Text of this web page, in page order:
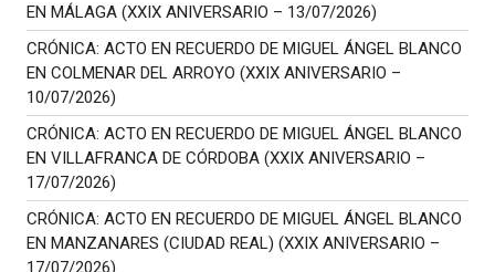
EN MÁLAGA (XXIX ANIVERSARIO – 13/07/2026)
CRÓNICA: ACTO EN RECUERDO DE MIGUEL ÁNGEL BLANCO
EN COLMENAR DEL ARROYO (XXIX ANIVERSARIO –
10/07/2026)
CRÓNICA: ACTO EN RECUERDO DE MIGUEL ÁNGEL BLANCO
EN VILLAFRANCA DE CÓRDOBA (XXIX ANIVERSARIO –
17/07/2026)
CRÓNICA: ACTO EN RECUERDO DE MIGUEL ÁNGEL BLANCO
EN MANZANARES (CIUDAD REAL) (XXIX ANIVERSARIO –
17/07/2026)